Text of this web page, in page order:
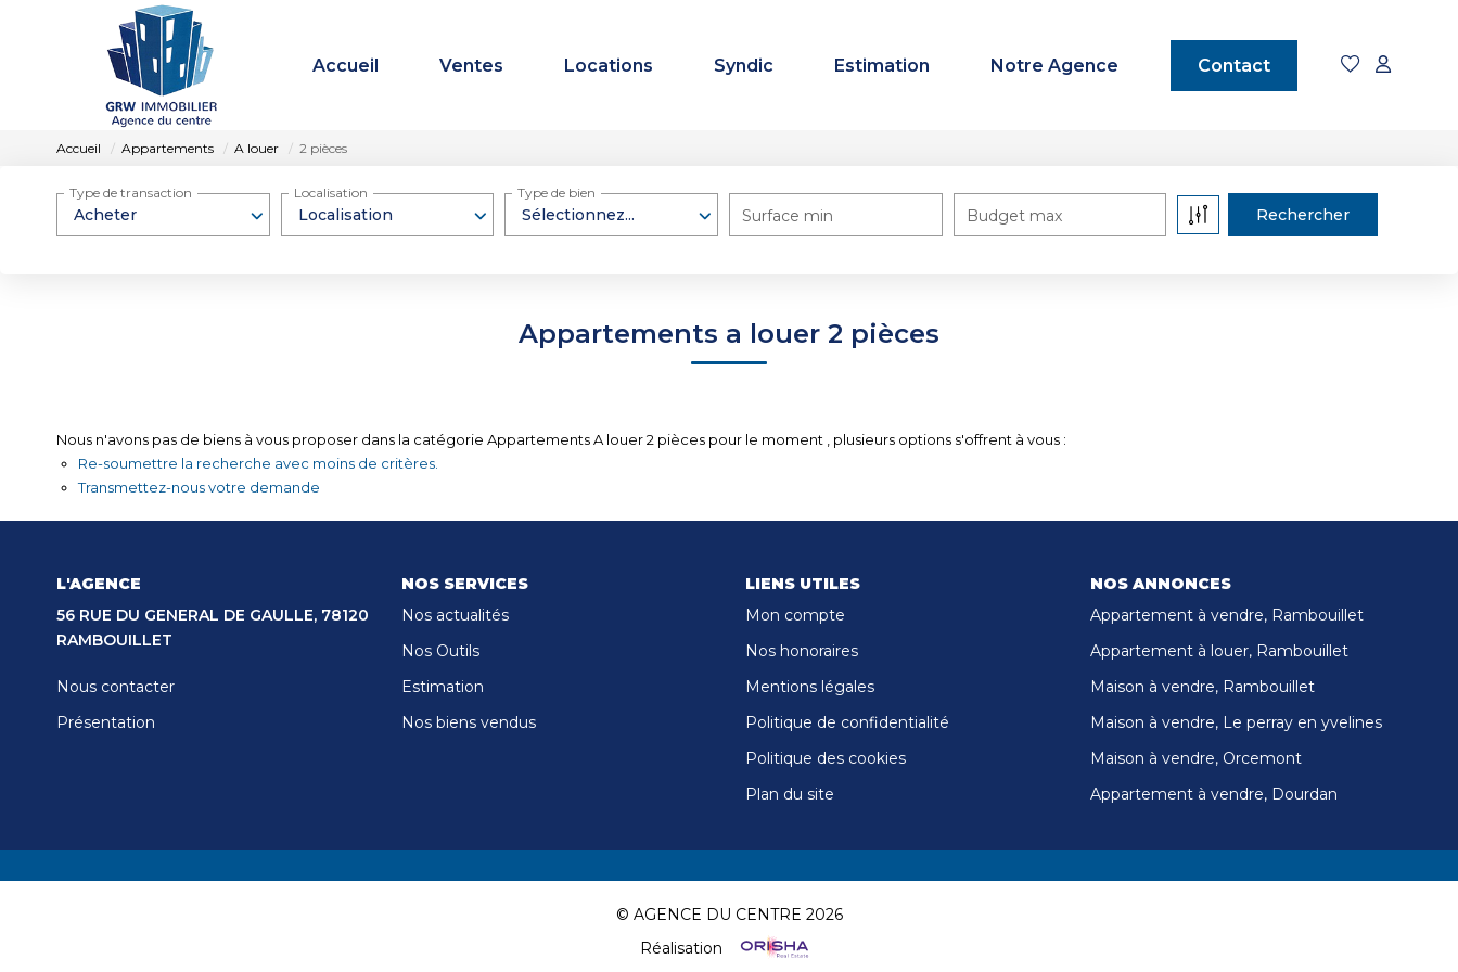
Accueil Ventes Locations Syndic Estimation Notre Agence Contact
Accueil Appartements A louer 2 pièces
Acheter
Type de transaction
Localisation
Localisation
Sélectionnez...
Type de bien
Surface min Budget max
Appartements a louer 2 pièces
Nous n'avons pas de biens à vous proposer dans la catégorie Appartements A louer 2 pièces pour le moment , plusieurs options s'offrent à vous :
Re-soumettre la recherche avec moins de critères.
Transmettez-nous votre demande
L'AGENCE
56 RUE DU GENERAL DE GAULLE, 78120
RAMBOUILLET
Nous contacter
Présentation
NOS SERVICES
Nos actualités
Nos Outils
Estimation
Nos biens vendus
LIENS UTILES
Mon compte
Nos honoraires
Mentions légales
Politique de confidentialité
Politique des cookies
Plan du site
NOS ANNONCES
Appartement à vendre, Rambouillet
Appartement à louer, Rambouillet
Maison à vendre, Rambouillet
Maison à vendre, Le perray en yvelines
Maison à vendre, Orcemont
Appartement à vendre, Dourdan
© AGENCE DU CENTRE 2026
Réalisation